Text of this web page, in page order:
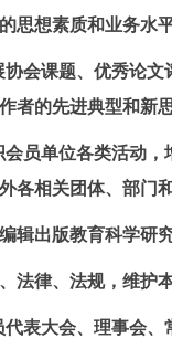
思想素质和业务水平
协会课题、优秀论
者的先进典型和新
会员单位各类活动
各相关团体、部门
辑出版教育科学研
法律、法规，维护
表大会、理事会